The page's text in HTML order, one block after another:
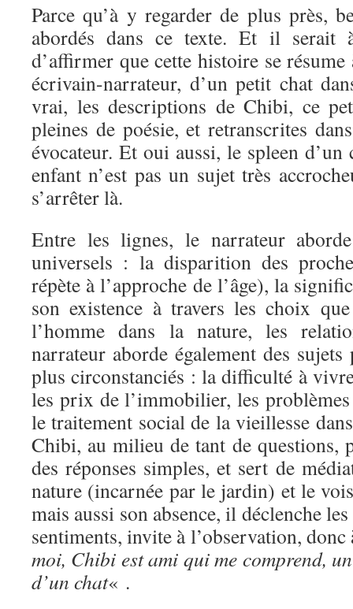
Parce qu’à y regarder de plus près,
abordés dans ce texte. Et il serait
d’affirmer que cette histoire se
écrivain-narrateur, d’un petit chat
vrai, les descriptions de Chibi, ce
pleines de poésie, et retranscrites
évocateur. Et oui aussi, le spleen d’un
enfant n’est pas un sujet très
s’arrêter là.
Entre les lignes, le narrateur
universels : la disparition des
répète à l’approche de l’âge), la
son existence à travers les choix
l’homme dans la nature, les
narrateur aborde également des
plus circonstanciés : la difficulté à
les prix de l’immobilier, les problèmes
le traitement social de la vieillesse
Chibi, au milieu de tant de questions,
des réponses simples, et sert de
nature (incarnée par le jardin) et le
mais aussi son absence, il déclenche
sentiments, invite à l’observation,
moi, Chibi est ami qui me comprend,
d’un chat« .